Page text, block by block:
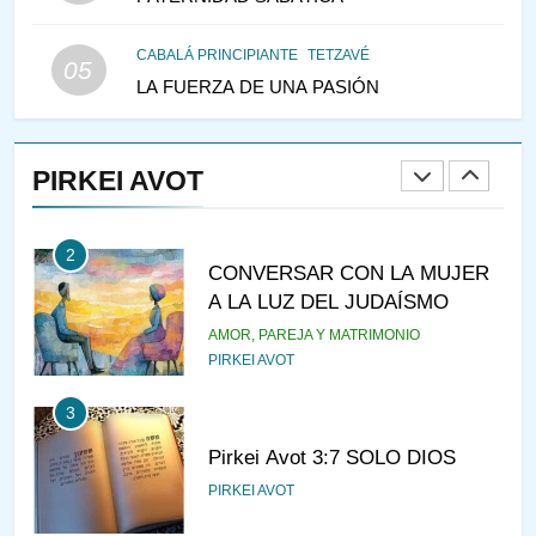
05
CABALÁ PRINCIPIANTE TETZAVÉ
LA FUERZA DE UNA PASIÓN
PIRKEI AVOT
1
RAZI ¿QUIÉN ES SABIO?
2
CONVERSAR CON LA MUJER
A LA LUZ DEL JUDAÍSMO
AMOR, PAREJA Y MATRIMONIO
PIRKEI AVOT
3
Pirkei Avot 3:7 SOLO DIOS
PIRKEI AVOT